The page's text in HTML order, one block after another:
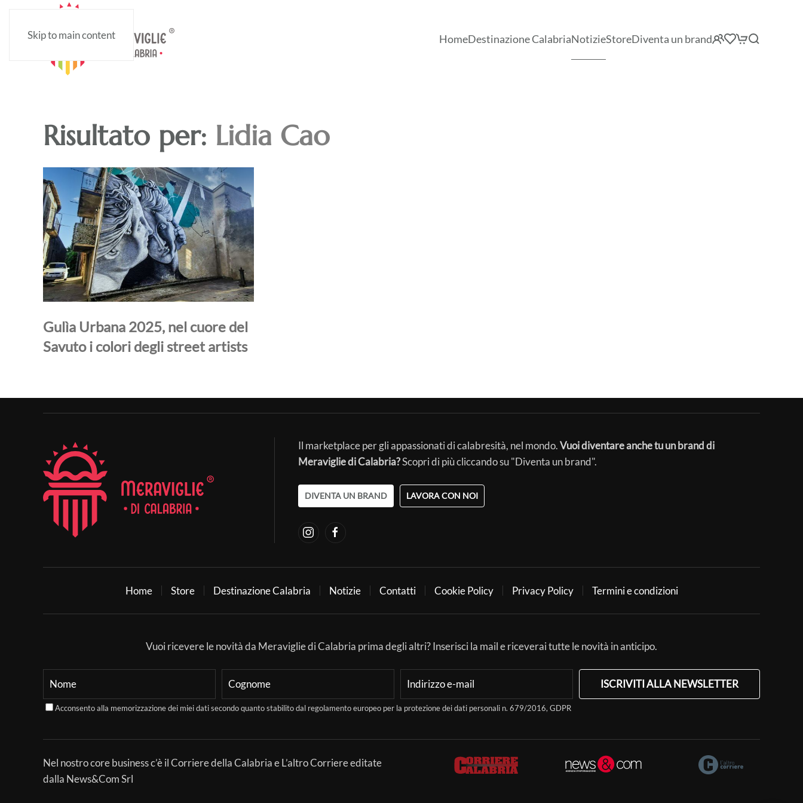
Skip to main content HomeDestinazione CalabriaNotizieStoreDiventa un brand
Risultato per: Lidia Cao
Gulìa Urbana 2025, nel cuore del
Savuto i colori degli street artists
Il marketplace per gli appassionati di calabresità, nel mondo.Vuoi diventare anche tu un brand di
Meraviglie di Calabria?Scopri di più cliccando su "Diventa un brand".
DIVENTA UN BRAND LAVORA CON NOI
Home Store Destinazione Calabria Notizie Contatti Cookie Policy Privacy Policy Termini e condizioni
Vuoi ricevere le novità da Meraviglie di Calabria prima degli altri? Inserisci la mail e riceverai tutte le novità in anticipo.
ISCRIVITI ALLA NEWSLETTER
Acconsento alla memorizzazione dei miei dati secondo quanto stabilito dal regolamento europeo per la protezione dei dati personali n. 679/2016, GDPR
Nel nostro core business c’è il Corriere della Calabria e L’altro Corriere editate
dalla News&Com Srl